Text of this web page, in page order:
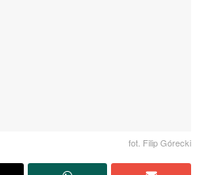
fot. Filip Górecki